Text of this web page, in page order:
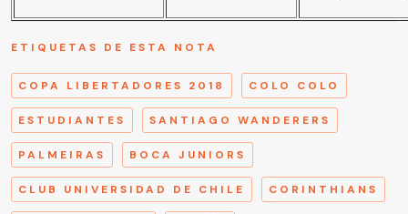
ETIQUETAS DE ESTA NOTA
COPA LIBERTADORES 2018 COLO COLO
ESTUDIANTES SANTIAGO WANDERERS
PALMEIRAS BOCA JUNIORS
CLUB UNIVERSIDAD DE CHILE CORINTHIANS